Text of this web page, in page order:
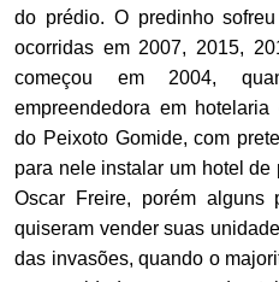
do prédio. O predinho
ocorridas em 2007, 2015,
começou em 2004,
empreendedora em
do Peixoto Gomide, com
para nele instalar um hotel
Oscar Freire, porém alguns
quiseram vender suas
das invasões, quando o